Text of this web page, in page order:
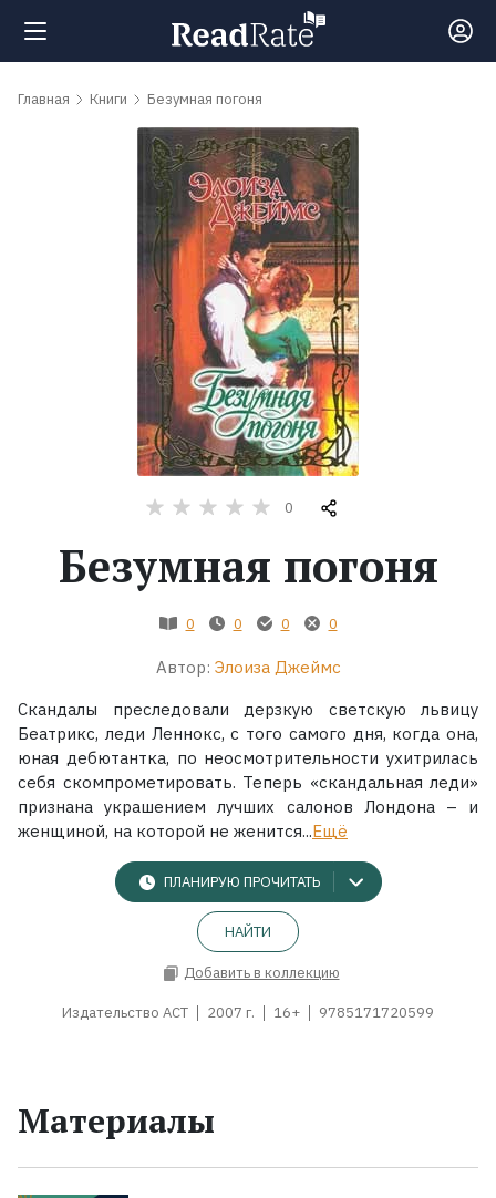
Поиск
Жанры
Экранизации
Коллекции
Главная Книги Безумная погоня
0
Безумная погоня
0 0 0 0
Автор: Элоиза Джеймс
Скандалы преследовали дерзкую светскую львицу
Беатрикс, леди Леннокс, с того самого дня, когда она,
юная дебютантка, по неосмотрительности ухитрилась
себя скомпрометировать. Теперь «скандальная леди»
признана украшением лучших салонов Лондона – и
женщиной, на которой не женится...Ещё
ПЛАНИРУЮ ПРОЧИТАТЬ
НАЙТИ
Добавить в коллекцию
Издательство АСТ 2007 г. 16+ 9785171720599
Материалы